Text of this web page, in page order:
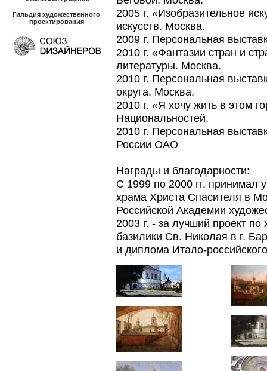
Гильдия художественного
проектирования
2005 г. «Изобразительное
искусств. Москва.
2009 г. Персональная
2010 г. «Фантазии стран и
литературы. Москва.
2010 г. Персональная
округа. Москва.
2010 г. «Я хочу жить в этом
Национальностей.
2010 г. Персональная
России ОАО
Награды и благодарности:
С 1999 по 2000 гг. принимал
храма Христа Спасителя в
Российской Академии
2003 г. - за лучший проект
базилики Св. Николая в г.
и диплома Итало-